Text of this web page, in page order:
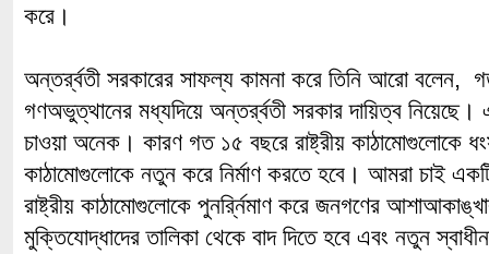
করে।
অন্তর্র্বতী সরকারের সাফল্য কামনা করে তিনি আরো
গণঅভুত্থানের মধ্যদিয়ে অন্তর্র্বতী সরকার দায়িত্ব নিয়েছে।
চাওয়া অনেক। কারণ গত ১৫ বছরে রাষ্ট্রীয় কাঠামোগুলোকে
কাঠামোগুলোকে নতুন করে নির্মাণ করতে হবে। আমরা চাই
রাষ্ট্রীয় কাঠামোগুলোকে পুনর্র্নিমাণ করে জনগণের
মুক্তিযোদ্ধাদের তালিকা থেকে বাদ দিতে হবে এবং নতুন